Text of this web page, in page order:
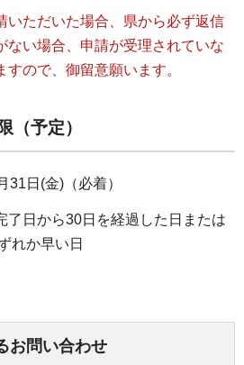
ただいた場合、県から必ず返信
ない場合、申請が受理されていな
すので、御留意願います。
（予定）
31日(金)（必着）
了日から30日を経過した日または
れか早い日
お問い合わせ